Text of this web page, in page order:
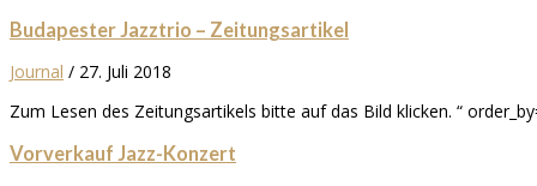
Budapester Jazztrio – Zeitungsartikel
Journal / 27. Juli 2018
Zum Lesen des Zeitungsartikels bitte auf das Bild klicken. “
Vorverkauf Jazz-Konzert